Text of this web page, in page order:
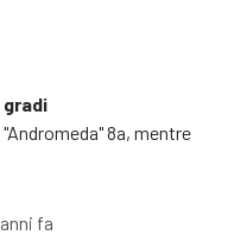
8a, mentre
anni fa